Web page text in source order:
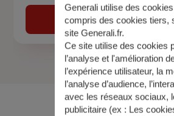
Obtenir une estimation
Generali utilise des
compris des cookies tiers,
site Generali.fr.
Ce site utilise des cookies
l’analyse et l'amélioration
l’expérience utilisateur, la
l’analyse d’audience,
avec les réseaux sociaux,
publicitaire (ex : Les